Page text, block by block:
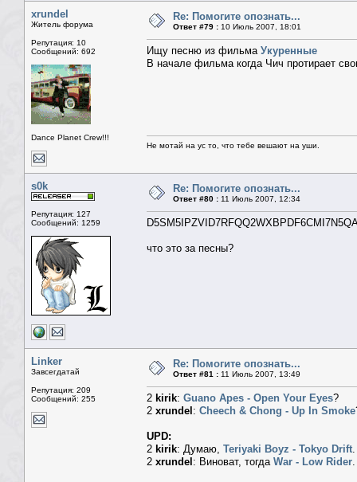
xrundel
Житель форума
Репутация: 10
Сообщений: 692
Dance Planet Crew!!!
Re: Помогите опознать...
Ответ #79 : 10 Июль 2007, 18:01
Ищу песню из фильма Укуренные
В начале фильма когда Чич протирает
Не мотай на ус то, что тебе вешают на уши.
s0k
Репутация: 127
Сообщений: 1259
Re: Помогите опознать...
Ответ #80 : 11 Июль 2007, 12:34
что это за песны?
Linker
Завсегдатай
Репутация: 209
Сообщений: 255
Re: Помогите опознать...
Ответ #81 : 11 Июль 2007, 13:49
2 kirik: Guano Apes - Open Your Eyes?
2 xrundel : Cheech & Chong - Up In Smoke
UPD:
2 kirik: Думаю, Teriyaki Boyz - Tokyo Drift.
2 xrundel : Виноват, тогда War - Low Rider.